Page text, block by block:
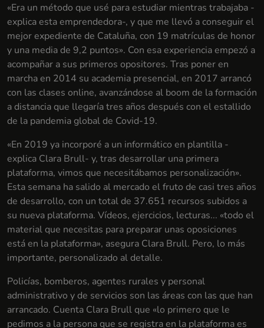
«Era un método que usé para estudiar mientras trabajaba -
explica esta emprendedora-, y que me llevó a conseguir el
mejor expediente de Cataluña, con 19 matrículas de honor
y una media de 9,2 puntos». Con esa experiencia empezó a
acompañar a sus primeros opositores. Tras poner en
marcha en 2014 su academia presencial, en 2017 arrancó
con las clases online, avanzándose al boom de la formación
a distancia que llegaría tres años después con el estallido
de la pandemia global de Covid-19.
«En 2019 ya incorporé a un informático en plantilla -
explica Clara Brull- y, tras desarrollar una primera
plataforma, vimos que necesitábamos personalización».
Esta semana ha salido al mercado el fruto de casi tres años
de desarrollo, con un total de 37.651 recursos subidos a
su nueva plataforma. Vídeos, ejercicios, lecturas... «todo el
material que necesitas para preparar unas oposiciones
está en la plataforma», asegura Clara Brull. Pero, lo más
importante, personalizado al detalle.
Policías, bomberos, agentes rurales y personal
administrativo y de servicios son las áreas con las que han
arrancado. Cuenta Clara Brull que «lo primero que le
pedimos a la persona que se registra en la plataforma es